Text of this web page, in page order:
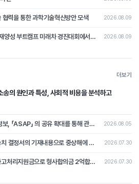
력을 통한 과학기술혁신방안 모색 2026.08.09
미래를 달릴 아이디어 첨단산업 인재양성 부트캠프 미래차 경진대회에서 펼쳐지다 2026.08.09
더보기
의 원인과 특성, 사회적 비용을 분석하고
보이스피싱 의심 금융, 통신, 수사정보, 「ASAP」 의 공유 확대를 통해 관계기관 공동 활용 체계 마련 2026.08.05
교통사고로 상해2급에 해당시 불송치 결정서의 기재내용으로 중상해에 해당하지 않는다는 부분의 주장을 철회하고 형사합의로 본 분쟁조정사례[제2026-4호] 2026.07.30
교통사고로 상해2급 발생해 교통사고처리지원금으로 형사합의금 2억합의후 불송치시 형사합의에 대한 쟁점 논쟁이 된 분쟁조정사례 [제2026-3호] 2026.07.30